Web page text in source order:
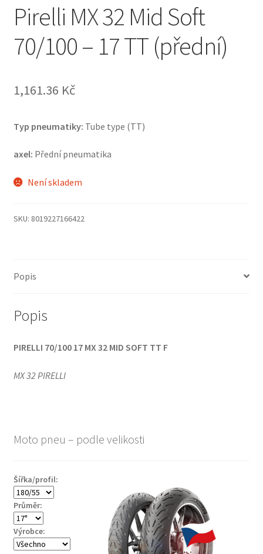
Pirelli MX 32 Mid Soft
70/100 – 17 TT (přední)
1,161.36 Kč
Typ pneumatiky: Tube type (TT)
axel: Přední pneumatika
Není skladem
SKU: 8019227166422
Popis
Popis
PIRELLI 70/100 17 MX 32 MID SOFT TT F
MX 32 PIRELLI
Moto pneu – podle velikosti
Šířka/profil:
Průměr:
Výrobce: